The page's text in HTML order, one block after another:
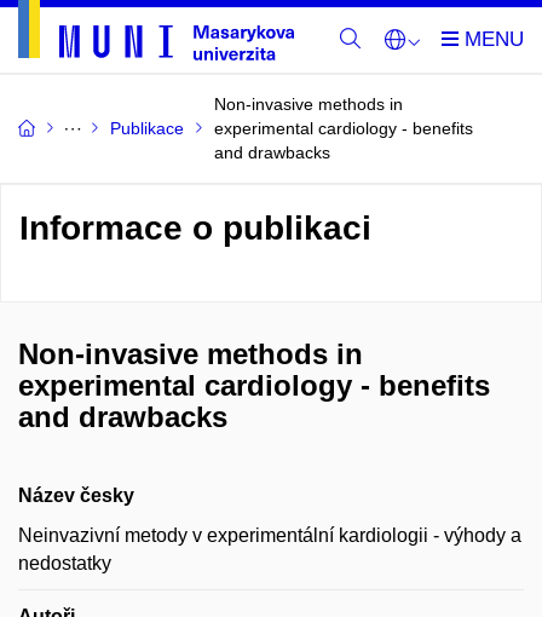
Publikace
Non-invasive methods in
experimental cardiology - benefits
and drawbacks
Informace o publikaci
Non-invasive methods in
experimental cardiology - benefits
and drawbacks
Název česky
Neinvazivní metody v experimentální kardiologii - výhody a
nedostatky